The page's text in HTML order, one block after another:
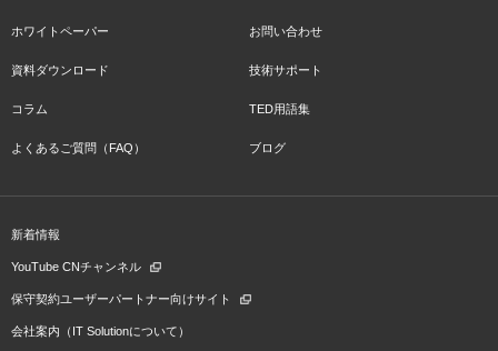
ホワイトペーパー お問い合わせ
資料ダウンロード 技術サポート
コラム TED用語集
よくあるご質問（FAQ） ブログ
新着情報
YouTube CNチャンネル
保守契約ユーザーパートナー向けサイト
会社案内（IT Solutionについて）